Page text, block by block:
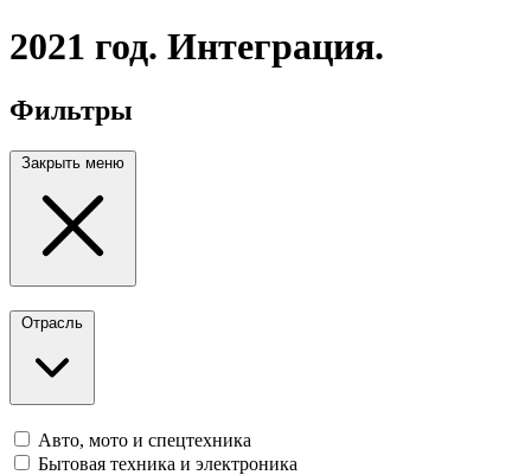
2021 год. Интеграция.
Фильтры
Закрыть меню
Отрасль
Авто, мото и спецтехника
Бытовая техника и электроника